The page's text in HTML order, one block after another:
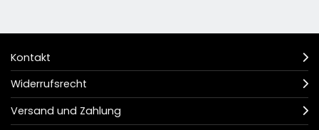
Kontakt
Widerrufsrecht
Versand und Zahlung